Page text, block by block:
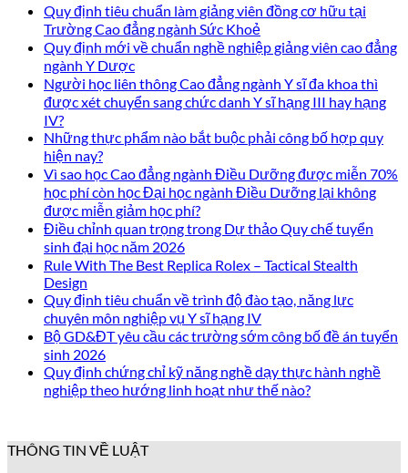
Quy định tiêu chuẩn làm giảng viên đồng cơ hữu tại
Trường Cao đẳng ngành Sức Khoẻ
Quy định mới về chuẩn nghề nghiệp giảng viên cao đẳng
ngành Y Dược
Người học liên thông Cao đẳng ngành Y sĩ đa khoa thì
được xét chuyển sang chức danh Y sĩ hạng III hay hạng
IV?
Những thực phẩm nào bắt buộc phải công bố hợp quy
hiện nay?
Vì sao học Cao đẳng ngành Điều Dưỡng được miễn 70%
học phí còn học Đại học ngành Điều Dưỡng lại không
được miễn giảm học phí?
Điều chỉnh quan trọng trong Dự thảo Quy chế tuyển
sinh đại học năm 2026
Rule With The Best Replica Rolex – Tactical Stealth
Design
Quy định tiêu chuẩn về trình độ đào tạo, năng lực
chuyên môn nghiệp vụ Y sĩ hạng IV
Bộ GD&ĐT yêu cầu các trường sớm công bố đề án tuyển
sinh 2026
Quy định chứng chỉ kỹ năng nghề dạy thực hành nghề
nghiệp theo hướng linh hoạt như thế nào?
THÔNG TIN VỀ LUẬT